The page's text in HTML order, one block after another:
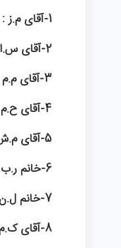
1-آقای م.ز : مبلغ 200.228.219 ریال.
2-آقای س.ا : مبلغ 210.629.287 ریال.
3-آقای م.م : مبلغ 210.629.287 ریال.
4-آقای ح.م : مبلغ 192.459.944 ریال.
5-آقای م.ش : مبلغ 210.047.970 ریال
6-خانم ر.ب : مبلغ 185.577.996 ریال.
7-خانم ل.ن: مبلغ 160.646.304 ریال.
8-آقای ک.م: مبلغ 169.933.672 ریال.